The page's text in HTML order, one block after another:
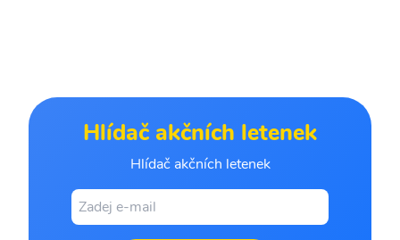
Hlídač akčních letenek
Hlídač akčních letenek